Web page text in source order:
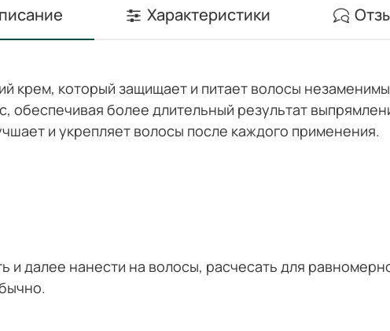
Характеристики
крем, который защищает и питает волосы
обеспечивая более длительный результат
и укрепляет волосы после каждого применения.
и далее нанести на волосы, расчесать для